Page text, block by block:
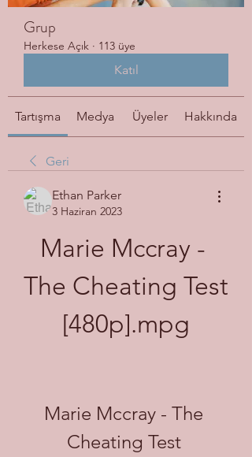
Grup
Herkese Açık · 113 üye
Katıl
Tartışma Medya Üyeler Hakkında
Geri
Ethan Parker
3 Haziran 2023
Marie Mccray -
The Cheating Test
[480p].mpg
Marie Mccray - The
Cheating Test